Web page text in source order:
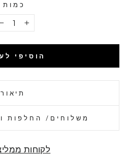
כמות
+
הוסיפי
תיאור
משלוחים/ החלפות
לקוחות